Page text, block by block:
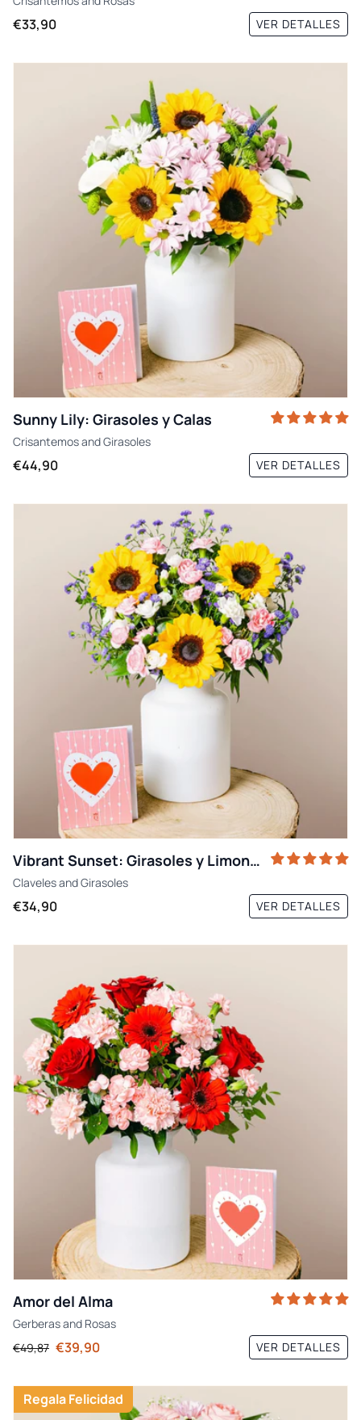
€33,90 VER DETALLES
Sunny Lily: Girasoles y Calas
CrisantemosandGirasoles
€44,90 VER DETALLES
Vibrant Sunset: Girasoles y Limonium
ClavelesandGirasoles
€34,90 VER DETALLES
Amor del Alma
Gerberasand Rosas
€49,87 €39,90 VER DETALLES
Regala Felicidad